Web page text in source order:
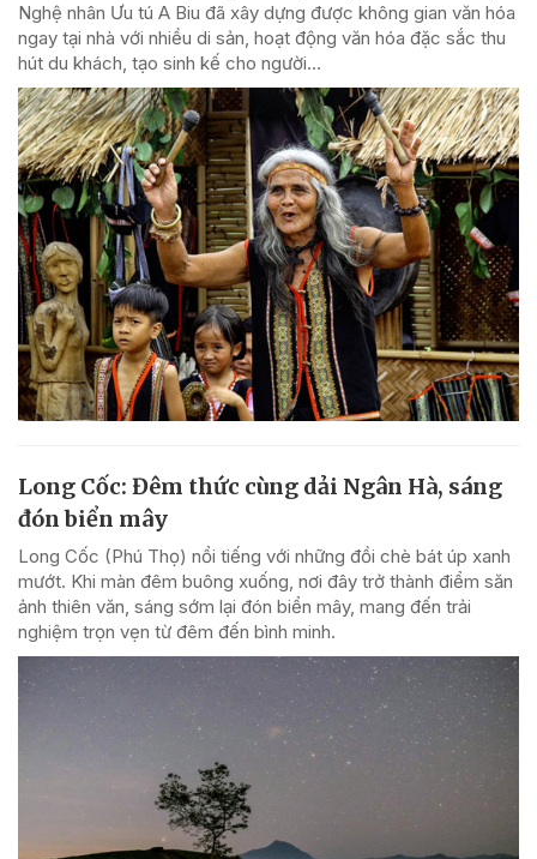
Nghệ nhân Ưu tú A Biu đã xây dựng được không gian văn hóa
ngay tại nhà với nhiều di sản, hoạt động văn hóa đặc sắc thu
hút du khách, tạo sinh kế cho người...
Long Cốc: Đêm thức cùng dải Ngân Hà, sáng
đón biển mây
Long Cốc (Phú Thọ) nổi tiếng với những đồi chè bát úp xanh
mướt. Khi màn đêm buông xuống, nơi đây trở thành điểm săn
ảnh thiên văn, sáng sớm lại đón biển mây, mang đến trải
nghiệm trọn vẹn từ đêm đến bình minh.